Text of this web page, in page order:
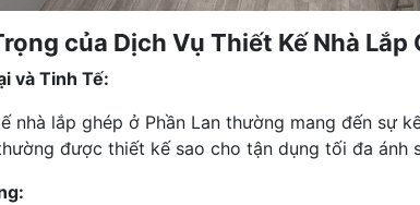
của Dịch Vụ Thiết Kế Nhà Lắp
và Tinh Tế:
nhà lắp ghép ở Phần Lan thường mang đến sự
được thiết kế sao cho tận dụng tối đa ánh